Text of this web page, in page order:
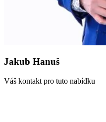
Jakub Hanuš
Váš kontakt pro tuto nabídku